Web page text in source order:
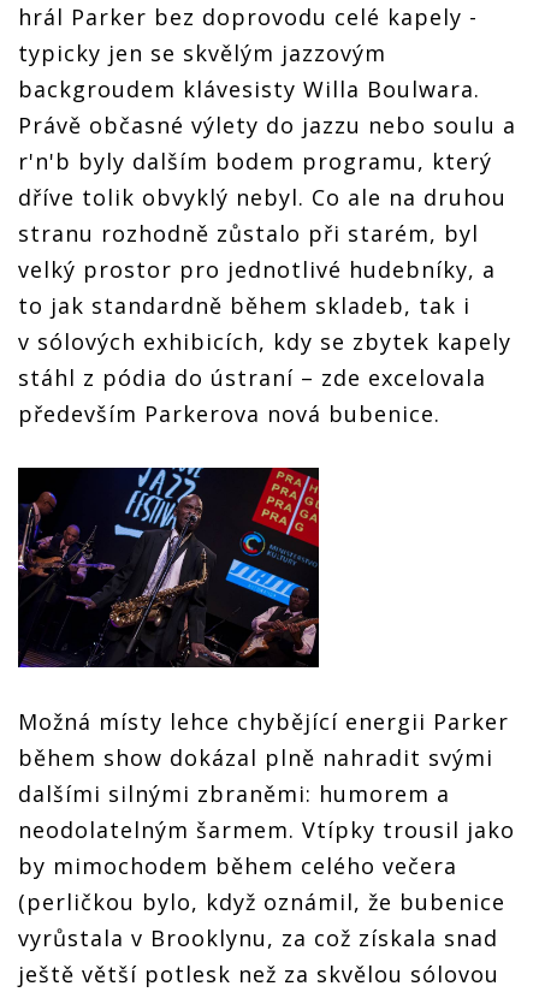
hrál Parker bez doprovodu celé kapely -
typicky jen se skvělým jazzovým
backgroudem klávesisty Willa Boulwara.
Právě občasné výlety do jazzu nebo soulu a
r'n'b byly dalším bodem programu, který
dříve tolik obvyklý nebyl. Co ale na druhou
stranu rozhodně zůstalo při starém, byl
velký prostor pro jednotlivé hudebníky, a
to jak standardně během skladeb, tak i
v sólových exhibicích, kdy se zbytek kapely
stáhl z pódia do ústraní – zde excelovala
především Parkerova nová bubenice.
Možná místy lehce chybějící energii Parker
během show dokázal plně nahradit svými
dalšími silnými zbraněmi: humorem a
neodolatelným šarmem. Vtípky trousil jako
by mimochodem během celého večera
(perličkou bylo, když oznámil, že bubenice
vyrůstala v Brooklynu, za což získala snad
ještě větší potlesk než za skvělou sólovou